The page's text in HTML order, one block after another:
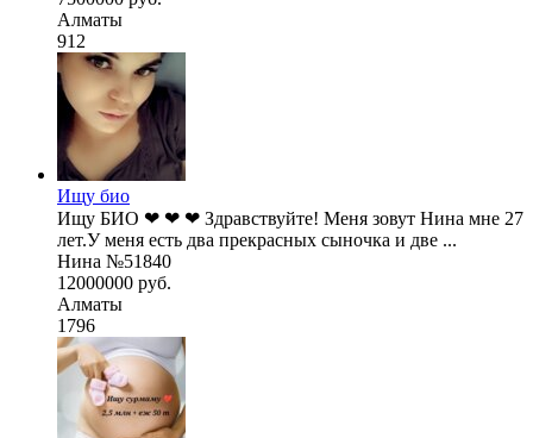
Алматы
912
Ищу био
Ищу БИО ❤ ❤ ❤ Здравствуйте! Меня зовут Нина мне 27
лет.У меня есть два прекрасных сыночка и две ...
Нина №51840
12000000 руб.
Алматы
1796